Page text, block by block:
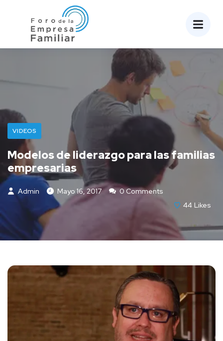
VIDEOS
Modelos de liderazgo para las familias
empresarias
Admin Mayo 16, 2017
0 Comments
44 Likes